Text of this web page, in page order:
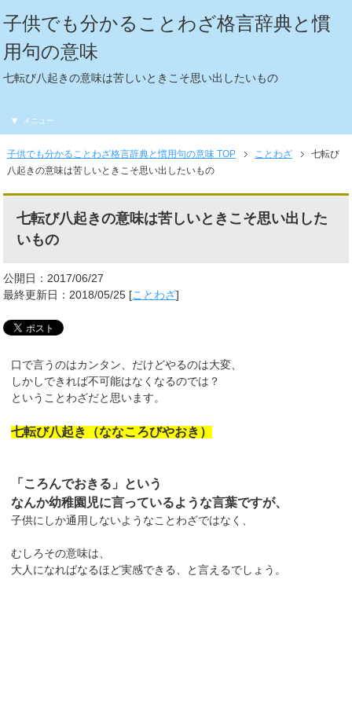
子供でも分かることわざ格言辞典と慣
用句の意味
七転び八起きの意味は苦しいときこそ思い出したいもの
メニュー
子供でも分かることわざ格言辞典と慣用句の意味 TOP ことわざ
七転び
八起きの意味は苦しいときこそ思い出したいもの
七転び八起きの意味は苦しいときこそ思い出した
いもの
公開日：2017/06/27
最終更新日：2018/05/25 [ことわざ]
口で言うのはカンタン、だけどやるのは大変、
しかしできれば不可能はなくなるのでは？
ということわざだと思います。
七転び八起き（ななころびやおき）
「ころんでおきる」という
なんか幼稚園児に言っているような言葉ですが、
子供にしか通用しないようなことわざではなく、
むしろその意味は、
大人になればなるほど実感できる、と言えるでしょう。